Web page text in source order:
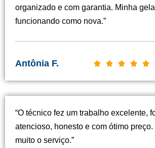
organizado e com garantia. Minha
funcionando como nova.”
Antônia F.     C
s
i
“O técnico fez um trabalho excelente,
atencioso, honesto e com ótimo
muito o serviço.”